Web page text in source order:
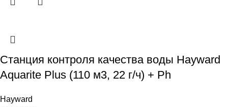
Станция контроля качества воды Hayward
Aquarite Plus (110 м3, 22 г/ч) + Ph
Hayward